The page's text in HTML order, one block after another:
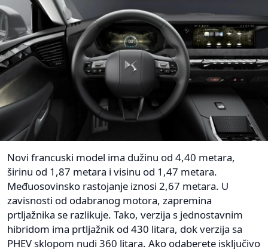
Novi francuski model ima dužinu od 4,40 metara,
širinu od 1,87 metara i visinu od 1,47 metara.
Međuosovinsko rastojanje iznosi 2,67 metara. U
zavisnosti od odabranog motora, zapremina
prtljažnika se razlikuje. Tako, verzija s jednostavnim
hibridom ima prtljažnik od 430 litara, dok verzija sa
PHEV sklopom nudi 360 litara. Ako odaberete isključivo